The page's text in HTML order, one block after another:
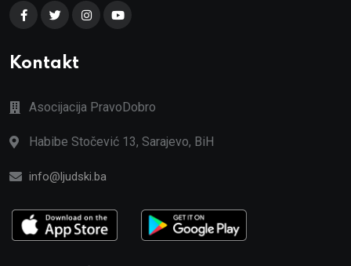
Kontakt
Asocijacija PravoDobro
Habibe Stočević 13, Sarajevo, BiH
info@ljudski.ba